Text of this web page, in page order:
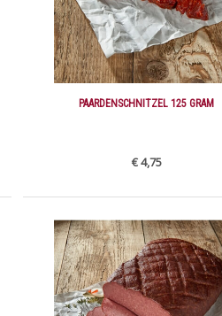
PAARDENSCHNITZEL 125 GRAM
€ 4,75